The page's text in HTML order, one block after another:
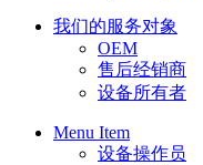
我们的服务对象
OEM
售后经销商
设备所有者
Menu Item
设备操作员